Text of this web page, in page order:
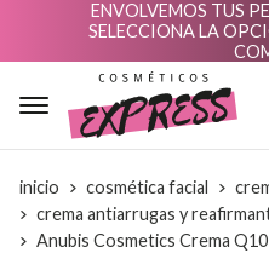
ENVOLVEMOS TUS
SELECCIONA LA
inicio cosmética facial
crema antiarrugas y
Anubis Cosmetics Crema